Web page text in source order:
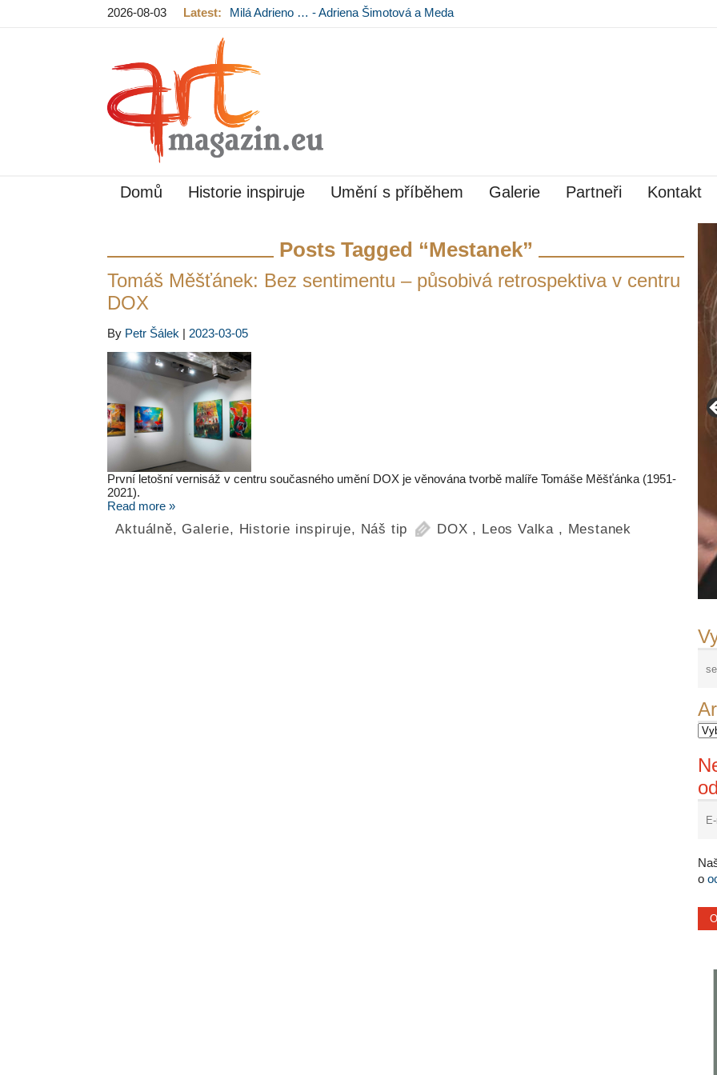
2026-08-03 Latest:
Milá Adrieno … - Adriena Šimotová a Meda
Domů Historie inspiruje Umění s příběhem Galerie Partneři Kontakt
o
Posts Tagged “Mestanek”
Tomáš Měšťánek: Bez sentimentu – působivá retrospektiva v centru
DOX
By Petr Šálek | 2023-03-05
První letošní vernisáž v centru současného umění DOX je věnována tvorbě malíře Tomáše Měšťánka (1951-
2021).
Read more »
Aktuálně, Galerie, Historie inspiruje, Náš tip DOX , Leos Valka , Mestanek